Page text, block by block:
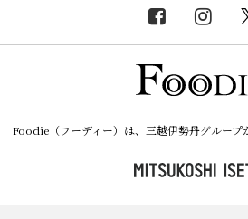
Foodie（フーディー）は、三越伊勢丹グループ